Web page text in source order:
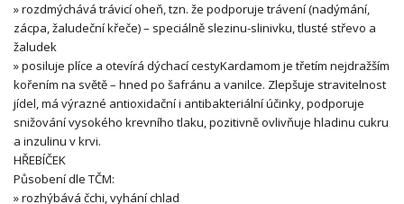
» rozdmýchává trávicí oheň, tzn. že podporuje trávení (nadýmání,
zácpa, žaludeční křeče) – speciálně slezinu-slinivku, tlusté střevo a
žaludek
» posiluje plíce a otevírá dýchací cestyKardamom je třetím nejdražším
kořením na světě – hned po šafránu a vanilce. Zlepšuje stravitelnost
jídel, má výrazné antioxidační i antibakteriální účinky, podporuje
snižování vysokého krevního tlaku, pozitivně ovlivňuje hladinu cukru
a inzulinu v krvi.
HŘEBÍČEK
Působení dle TČM:
» rozhýbává čchi, vyhání chlad